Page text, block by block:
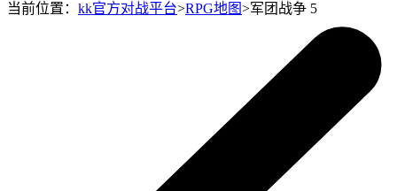
当前位置： kk官方对战平台>RPG地图>军团战争 5